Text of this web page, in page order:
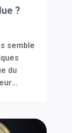
?
semble
du